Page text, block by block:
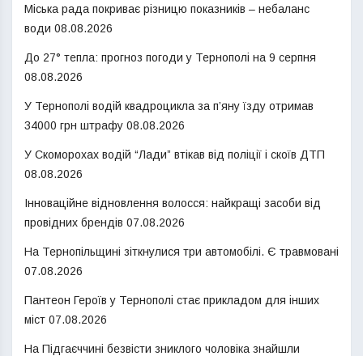
Міська рада покриває різницю показників – небаланс
води 08.08.2026
До 27° тепла: прогноз погоди у Тернополі на 9 серпня
08.08.2026
У Тернополі водій квадроцикла за п’яну їзду отримав
34000 грн штрафу 08.08.2026
У Скоморохах водій “Лади” втікав від поліції і скоїв ДТП
08.08.2026
Інноваційне відновлення волосся: найкращі засоби від
провідних брендів 07.08.2026
На Тернопільщині зіткнулися три автомобілі. Є травмовані
07.08.2026
Пантеон Героїв у Тернополі стає прикладом для інших
міст 07.08.2026
На Підгаєччині безвісти зниклого чоловіка знайшли